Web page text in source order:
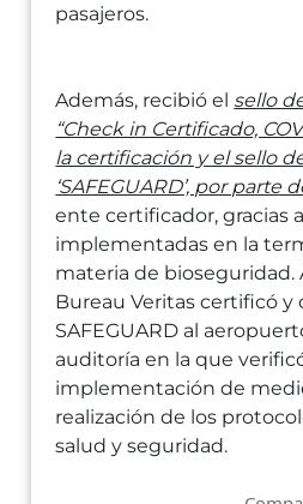
pasajeros.
Además, recibió el sello
“Check in Certificado,
la certificación y el sello
‘SAFEGUARD’, por parte
ente certificador, gracias
implementadas en la
materia de bioseguridad.
Bureau Veritas certificó y
SAFEGUARD al
auditoría en la que
implementación de
realización de los
salud y seguridad.